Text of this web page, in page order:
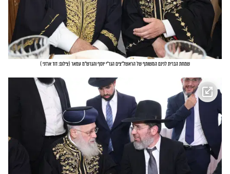
שמחת הברית לנינם המשותף של הראשל"צים הגר"י יוסף והגרש"מ עמאר (צילום: דוד ארזני)